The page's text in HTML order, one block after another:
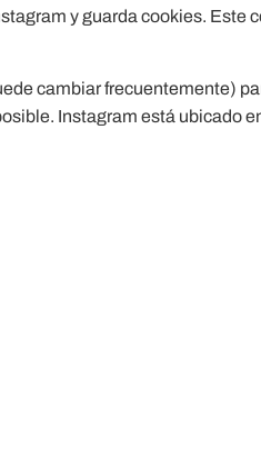
y guarda cookies.
cambiar frecuentemente)
Instagram está ubicado